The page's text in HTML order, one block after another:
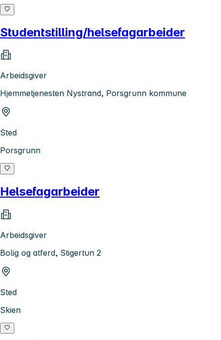
Studentstilling/helsefagarbeider
Arbeidsgiver
Hjemmetjenesten Nystrand, Porsgrunn kommune
Sted
Porsgrunn
Helsefagarbeider
Arbeidsgiver
Bolig og atferd, Stigertun 2
Sted
Skien